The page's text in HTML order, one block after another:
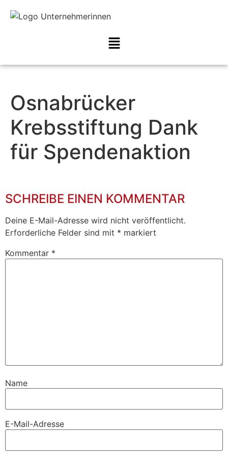
Osnabrücker
Krebsstiftung Dank
für Spendenaktion
SCHREIBE EINEN KOMMENTAR
Deine E-Mail-Adresse wird nicht veröffentlicht.
Erforderliche Felder sind mit * markiert
Kommentar *
Name
E-Mail-Adresse